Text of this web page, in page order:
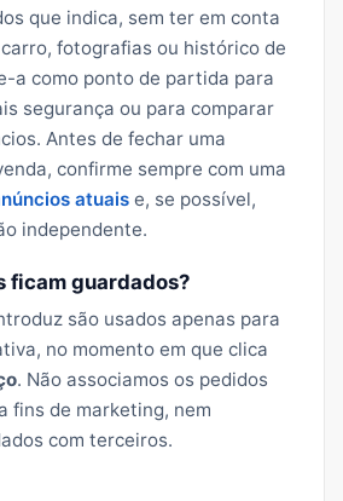
que indica, sem ter em conta
fotografias ou histórico de
a como ponto de partida para
segurança ou para comparar
Antes de fechar uma
confirme sempre com uma
atuais e, se possível,
independente.
ficam guardados?
são usados apenas para
no momento em que clica
. Não associamos os pedidos
fins de marketing, nem
com terceiros.